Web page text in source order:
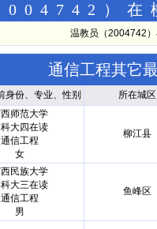
）在
温教员（2004742
通信工程其它
身份、专业、性别 所在城区
师范大学
大四在读
通信工程
女
柳江县
民族大学
大三在读
通信工程
男
鱼峰区